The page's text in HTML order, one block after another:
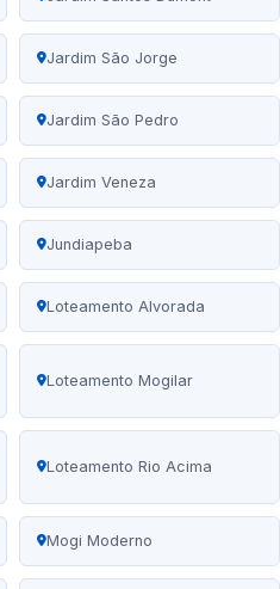
Jardim São Jorge
Jardim São Pedro
Jardim Veneza
Jundiapeba
Loteamento Alvorada
Loteamento Mogilar
Loteamento Rio Acima
Mogi Moderno